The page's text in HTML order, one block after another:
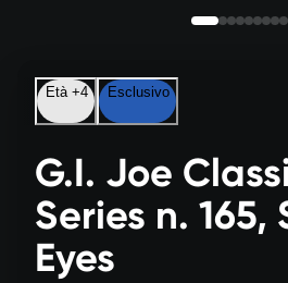
Età +4 Esclusivo
G.I. Joe
Series n. 165,
Eyes